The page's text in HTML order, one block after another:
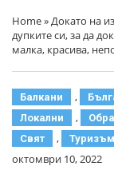
Home»Докато на
дупките си, за да
малка, красива,
Балкани ,
Локални ,
Свят , Туризъм
октомври 10, 2022